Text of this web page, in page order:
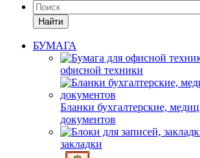
Найти
БУМАГА
офисной техники
Бланки бухгалтерские,
документов
закладки